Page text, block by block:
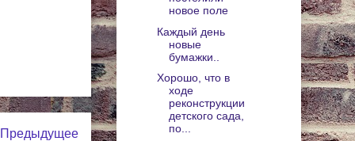
Предыдущее
новое поле
Каждый день
новые
бумажки..
Хорошо, что в
ходе
реконструкции
детского сада,
по...